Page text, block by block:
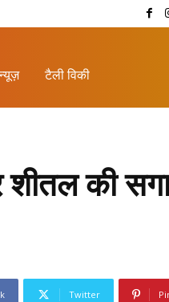
टैली विकी
की
Twitter